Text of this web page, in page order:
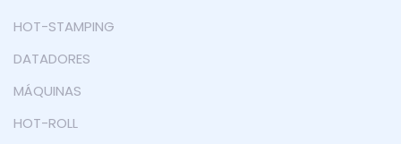
HOT-STAMPING
DATADORES
MÁQUINAS
HOT-ROLL